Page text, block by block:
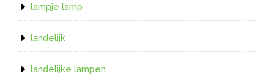
lampje lamp
landelijk
landelijke lampen